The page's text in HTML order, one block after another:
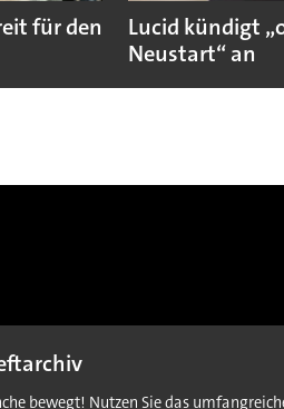
für den
Lucid kündigt
Neustart“ an
bewegt! Nutzen Sie das